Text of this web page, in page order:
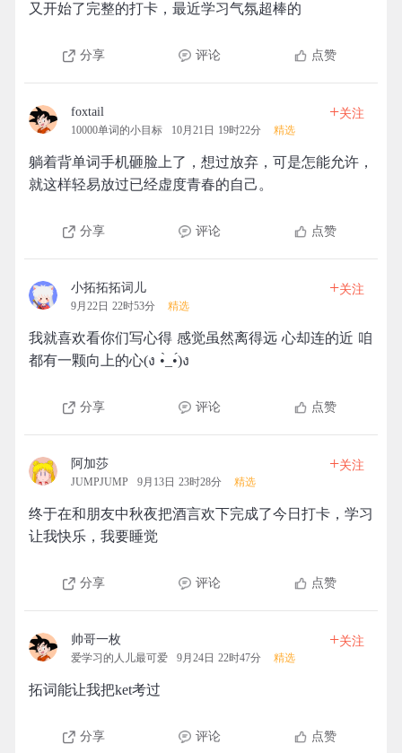
又开始了完整的打卡，最近学习气氛超棒的
分享 评论 点赞
foxtail
10000单词的小目标 10月21日 19时22分 精选
+关注
躺着背单词手机砸脸上了，想过放弃，可是怎能允许，
就这样轻易放过已经虚度青春的自己。
分享 评论 点赞
小拓拓拓词儿
9月22日 22时53分 精选
+关注
我就喜欢看你们写心得 感觉虽然离得远 心却连的近 咱
都有一颗向上的心(ง •̀_•́)ง
分享 评论 点赞
阿加莎
JUMPJUMP 9月13日 23时28分 精选
+关注
终于在和朋友中秋夜把酒言欢下完成了今日打卡，学习
让我快乐，我要睡觉
分享 评论 点赞
帅哥一枚
爱学习的人儿最可爱 9月24日 22时47分 精选
+关注
拓词能让我把ket考过
分享 评论 点赞